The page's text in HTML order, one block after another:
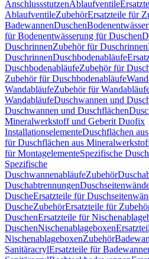
AnschlussstutzenAblaufventile
AblaufventileZubehörErsatzteile für
BadewannenDuschen
für Bodenentwässerung für Duschen
DuschrinnenZubehör für Duschrinnen
DuschrinnenDuschbodenabläufe
DuschbodenabläufeZubehör für
Zubehör für Duschbodenabläufe
WandabläufeZubehör für
WandabläufeDuschwannen und
Duschwannen und Duschflächen
Mineralwerkstoff und Geberit Duofix
InstallationselementeDuschflächen
für Duschflächen aus
für MontagelementeSpezifische
Spezifische
DuschwannenabläufeZubehör
Duschabtrennungen
DuscheErsatzteile für
DuscheZubehörErsatzteile für
DuschenErsatzteile für
DuschenNischenablageboxen
NischenablageboxenZubehör
SanitäracrylErsatzteile für